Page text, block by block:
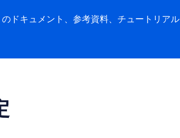
のドキュメント、参考資料、チュートリアル